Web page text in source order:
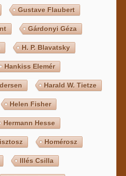
Gustave Flaubert
Gárdonyi Géza
H. P. Blavatsky
Hankiss Elemér
Harald W. Tietze
Helen Fisher
Hermann Hesse
Homérosz
Illés Csilla